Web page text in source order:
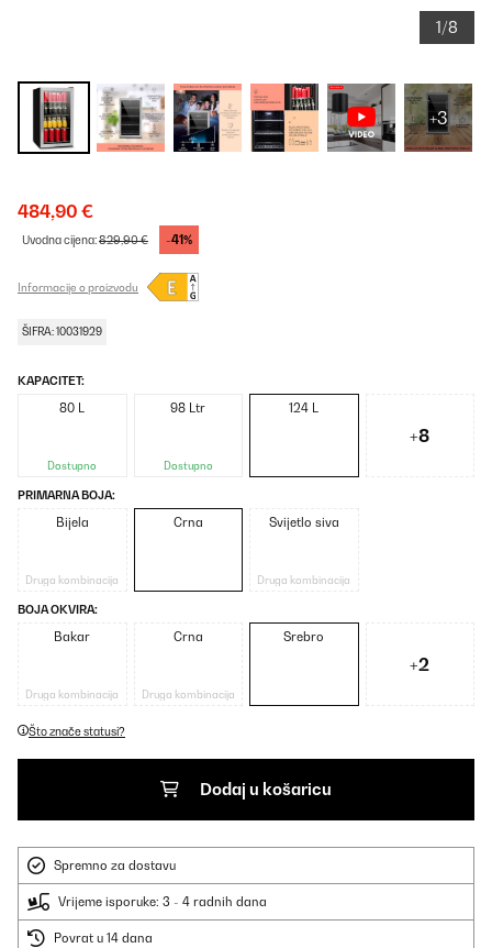
1/8
+3
484,90 €
Uvodna cijena:829,90 € -41%
Informacije o proizvodu
ŠIFRA: 10031929
KAPACITET:
80 L
Dostupno
98 Ltr
Dostupno
124 L
+8
PRIMARNA BOJA:
Bijela
Druga kombinacija
Crna Svijetlo siva
Druga kombinacija
BOJA OKVIRA:
Bakar
Druga kombinacija
Crna
Druga kombinacija
Srebro
+2
Što znače statusi?
Dodaj u košaricu
Spremno za dostavu
Vrijeme isporuke: 3 - 4 radnih dana
Povrat u 14 dana